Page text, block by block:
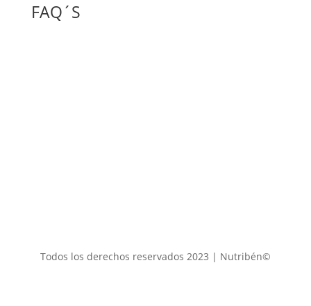
FAQ´S
Todos los derechos reservados 2023 | Nutribén©